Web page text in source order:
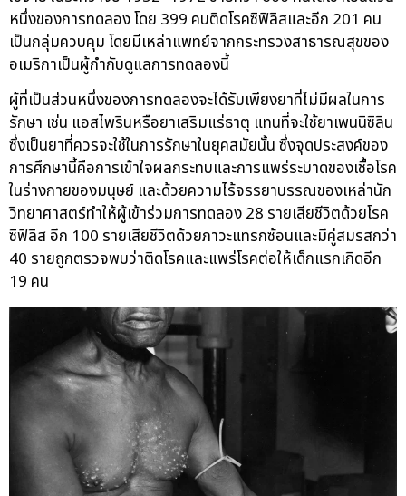
หนึ่งของการทดลอง โดย 399 คนติดโรคซิฟิลิสและอีก 201 คน
เป็นกลุ่มควบคุม โดยมีเหล่าแพทย์จากกระทรวงสาธารณสุขของ
อเมริกาเป็นผู้กำกับดูแลการทดลองนี้
ผู้ที่เป็นส่วนหนึ่งของการทดลองจะได้รับเพียงยาที่ไม่มีผลในการ
รักษา เช่น แอสไพรินหรือยาเสริมแร่ธาตุ แทนที่จะใช้ยาเพนนิซิลิน
ซึ่งเป็นยาที่ควรจะใช้ในการรักษาในยุคสมัยนั้น ซึ่งจุดประสงค์ของ
การศึกษานี้คือการเข้าใจผลกระทบและการแพร่ระบาดของเชื้อโรค
ในร่างกายของมนุษย์ และด้วยความไร้จรรยาบรรณของเหล่านัก
วิทยาศาสตร์ทำให้ผู้เข้าร่วมการทดลอง 28 รายเสียชีวิตด้วยโรค
ซิฟิลิส อีก 100 รายเสียชีวิตด้วยภาวะแทรกซ้อนและมีคู่สมรสกว่า
40 รายถูกตรวจพบว่าติดโรคและแพร่โรคต่อให้เด็กแรกเกิดอีก
19 คน